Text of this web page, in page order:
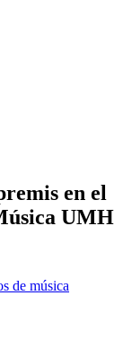
en el
UMH
de música